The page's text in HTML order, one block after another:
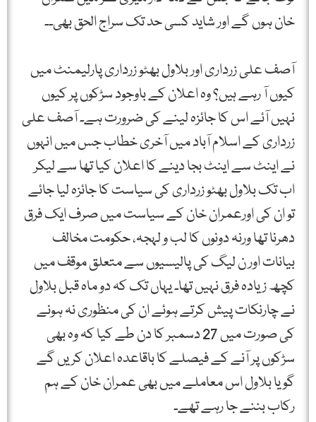
خان ہوں گے اور شاید کسی حد تک سراج الحق بھی۔۔
آصف علی زرداری اور بلاول بھٹو زرداری پارلیمنٹ میں
کیوں آ رہے ہیں؟ وہ اعلان کے باوجود سڑکوں پر کیوں
نہیں آئے اس کا جائزہ لینے کی ضرورت ہے۔ آصف علی
زرداری کے اسلام آباد میں آخری خطاب جس میں انہوں
نے اینٹ سے اینٹ بجا دینے کا اعلان کیا تھا سے لیکر
اب تک بلاول بھٹو زرداری کی سیاست کا جائزہ لیا جائے
تو ان کی اورعمران خان کے سیاست میں صرف ایک فرق
دھرنا تھا ورنہ دونوں کا لب و لہجہ، حکومت مخالف
بیانات اور ن لیگ کی پالیسیوں سے متعلق موقف میں
کچھ زیادہ فرق نہیں تھا۔ یہاں تک کہ دو ماہ قبل بلاول
نے چارنکات پیش کرتے ہوئے ان کی منظوری نہ ہونے
کی صورت میں 27 دسمبر کا دن طے کیا کہ وہ بھی
سڑکوں پر آنے کے فیصلے کا باقاعدہ اعلان کریں گے
گویا بلاول اس معاملے میں بھی عمران خان کے ہم
رکاب بننے جا رہے تھے۔